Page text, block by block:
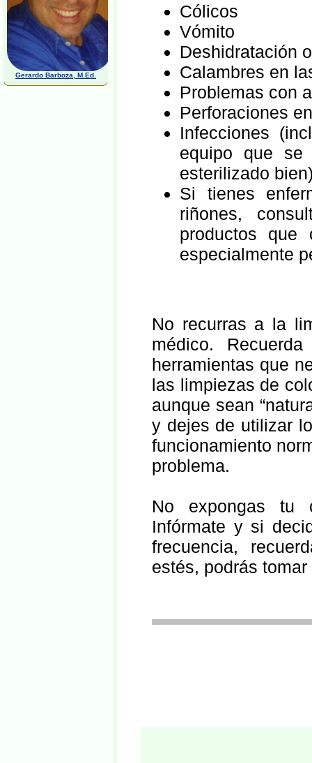
Gerardo Barboza, M.Ed.
Cólicos
Vómito
Deshidratación
Calambres en
Problemas con
Perforaciones
Infecciones
equipo que
esterilizado
Si tienes
riñones,
productos que
especialmente
No recurras a la
médico.
herramientas que
las limpiezas de
aunque sean
y dejes de utilizar
funcionamiento
problema.
No expongas tu
Infórmate y si
frecuencia,
estés, podrás